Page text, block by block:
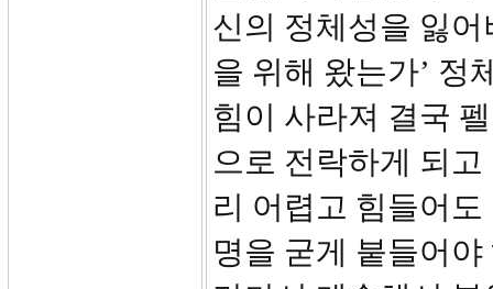
신의 정체성을 잃어
을 위해 왔는가’ 정
힘이 사라져 결국
으로 전락하게 되
리 어렵고 힘들어
명을 굳게 붙들어